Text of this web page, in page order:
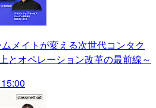
ムメイトが変える次世代コンタク
とオペレーション改革の最前線～